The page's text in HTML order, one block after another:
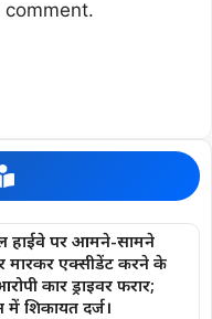
हाईवे पर आमने-सामने
मारकर एक्सीडेंट करने के
कार ड्राइवर फरार;
में शिकायत दर्ज।